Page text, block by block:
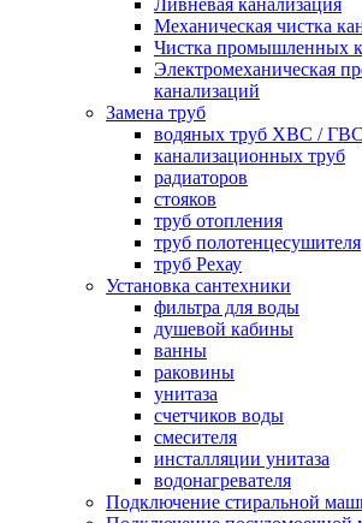
Ливневая канализация
Механическая чистка
Чистка промышленных
Электромеханическая
канализаций
Замена труб
водяных труб ХВС / ГВС
канализационных труб
радиаторов
стояков
труб отопления
труб полотенцесушителя
труб Рехау
Установка сантехники
фильтра для воды
душевой кабины
ванны
раковины
унитаза
счетчиков воды
смесителя
инсталляции унитаза
водонагревателя
Подключение стиральной